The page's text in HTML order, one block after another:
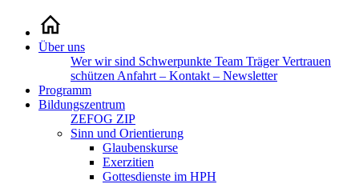
Über uns
Wer wir sind Schwerpunkte Team TrägerVertrauen
schützen Anfahrt – Kontakt – Newsletter
Programm
Bildungszentrum
ZEFOG ZIP
Sinn und Orientierung
Glaubenskurse
Exerzitien
Gottesdienste im HPH